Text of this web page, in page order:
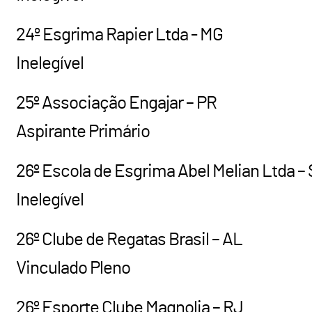
24º Esgrima Rapier Ltda - MG
Inelegível
25º Associação Engajar – PR
Aspirante Primário
26º Escola de Esgrima Abel Melian Ltda –
Inelegível
26º Clube de Regatas Brasil – AL
Vinculado Pleno
26º Esporte Clube Magnolia – RJ